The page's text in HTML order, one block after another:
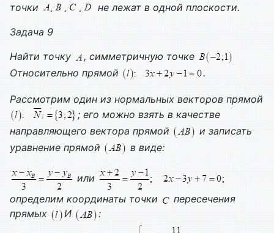
точки
не лежат в одной плоскости.
Задача 9
Найти точку
, симметричную точке
Относительно прямой
.
Рассмотрим один из нормальных векторов прямой
; его можно взять в качестве
направляющего вектора прямой
и записать
уравнение прямой
в виде:
или
определим координаты точки
пересечения
прямых
И :